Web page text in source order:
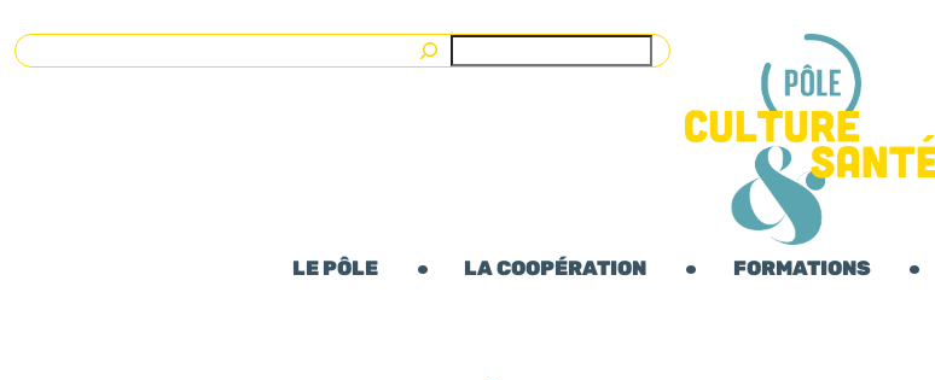
Rechercher
LE PÔLE LA COOPÉRATION FORMATIONS